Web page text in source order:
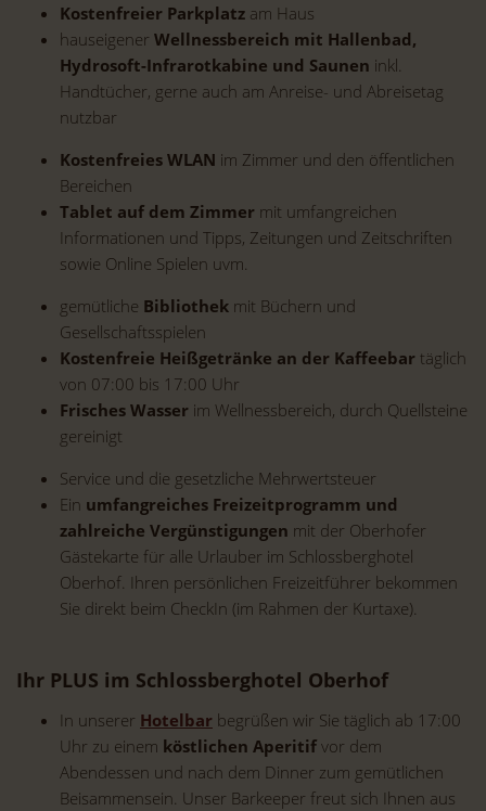
Kostenfreier Parkplatz am Haus
hauseigener Wellnessbereich mit Hallenbad,
Hydrosoft-Infrarotkabine und Saunen inkl.
Handtücher, gerne auch am Anreise- und Abreisetag
nutzbar
Kostenfreies WLAN im Zimmer und den öffentlichen
Bereichen
Tablet auf dem Zimmer mit umfangreichen
Informationen und Tipps, Zeitungen und Zeitschriften
sowie Online Spielen uvm.
gemütliche Bibliothek mit Büchern und
Gesellschaftsspielen
Kostenfreie Heißgetränke an der Kaffeebar täglich
von 07:00 bis 17:00 Uhr
Frisches Wasser im Wellnessbereich, durch Quellsteine
gereinigt
Service und die gesetzliche Mehrwertsteuer
Ein umfangreiches Freizeitprogramm und
zahlreiche Vergünstigungen mit der Oberhofer
Gästekarte für alle Urlauber im Schlossberghotel
Oberhof. Ihren persönlichen Freizeitführer bekommen
Sie direkt beim CheckIn (im Rahmen der Kurtaxe).
Ihr PLUS im Schlossberghotel Oberhof
In unserer Hotelbar begrüßen wir Sie täglich ab 17:00
Uhr zu einem köstlichen Aperitif vor dem
Abendessen und nach dem Dinner zum gemütlichen
Beisammensein. Unser Barkeeper freut sich Ihnen aus